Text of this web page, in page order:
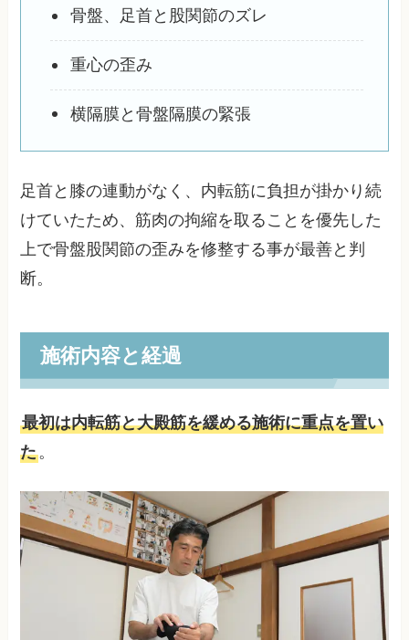
骨盤、足首と股関節のズレ
重心の歪み
横隔膜と骨盤隔膜の緊張
足首と膝の連動がなく、内転筋に負担が掛かり続
けていたため、筋肉の拘縮を取ることを優先した
上で骨盤股関節の歪みを修整する事が最善と判
断。
施術内容と経過
最初は内転筋と大殿筋を緩める施術に重点を置い
た。